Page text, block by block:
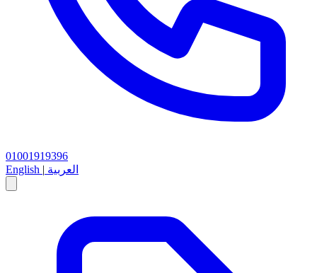
01001919396
English | العربية